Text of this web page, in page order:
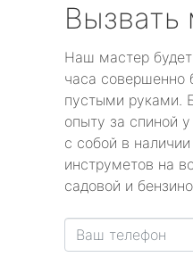
Вызвать
Наш мастер
часа совершенно
пустыми руками.
опыту за спиной
с собой в
инструметов на
садовой и